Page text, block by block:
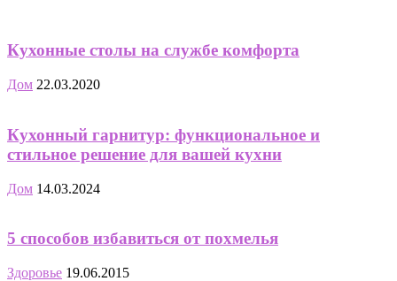
Кухонные столы на службе комфорта
Дом 22.03.2020
Кухонный гарнитур: функциональное и
стильное решение для вашей кухни
Дом 14.03.2024
5 способов избавиться от похмелья
Здоровье 19.06.2015